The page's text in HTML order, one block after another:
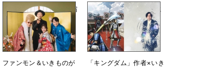
ス 全10曲を29分に濃縮
7月22日 13時03分
人動員 20年間の全てに
「ありがとう」
6月22日 17時00分
ファンモン＆いきものが
「キングダム」作者×いき